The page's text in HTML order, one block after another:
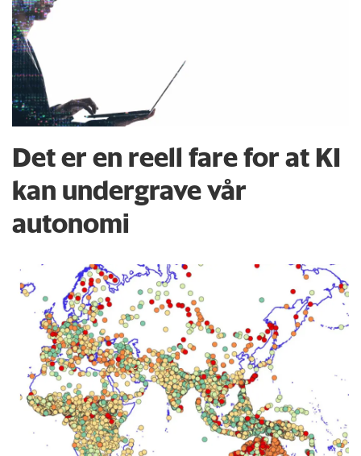
Det er en reell fare for at KI
kan undergrave vår
autonomi